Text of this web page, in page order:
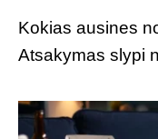
Kokias ausines
Atsakymas slypi